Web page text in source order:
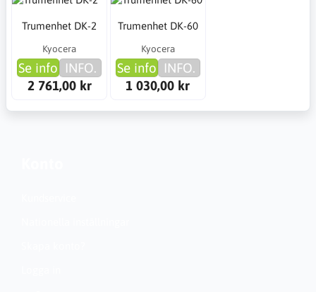
Trumenhet DK-2
Kyocera
Se info INFO.
2 761,00 kr
Trumenhet DK-60
Kyocera
Se info INFO.
1 030,00 kr